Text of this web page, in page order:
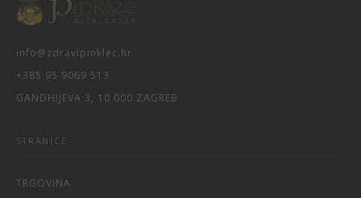
info@zdravipinklec.hr
+385 95 9069 513
GANDHIJEVA 3, 10 000 ZAGREB
STRANICE
TRGOVINA